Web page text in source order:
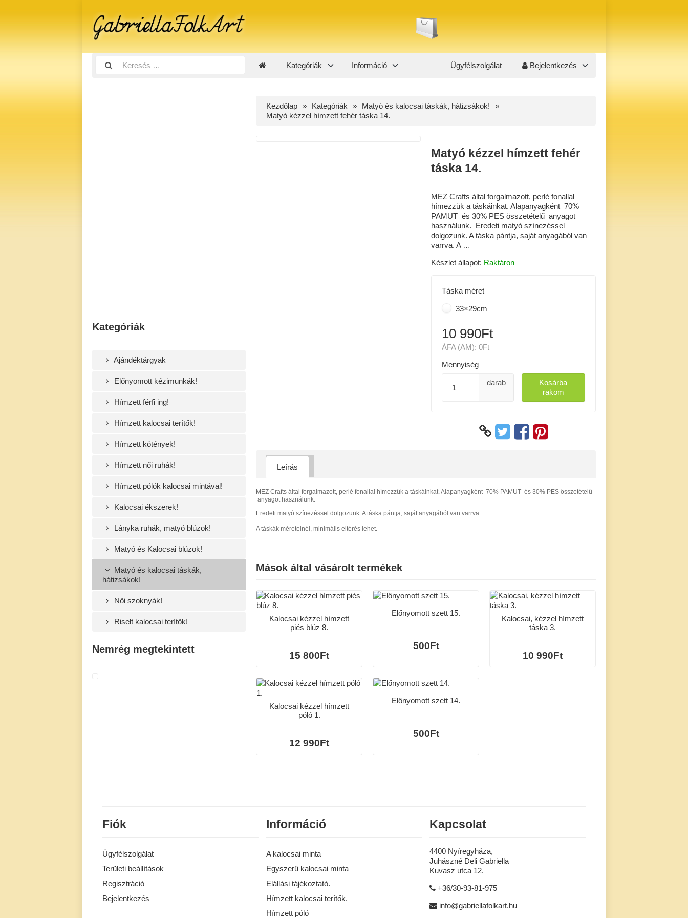
Kategóriák Információ Ügyfélszolgálat Bejelentkezés
Kategóriák
Ajándéktárgyak
Előnyomott kézimunkák!
Hímzett férfi ing!
Hímzett kalocsai terítők!
Hímzett kötények!
Hímzett női ruhák!
Hímzett pólók kalocsai mintával!
Kalocsai ékszerek!
Lányka ruhák, matyó blúzok!
Matyó és Kalocsai blúzok!
Matyó és kalocsai táskák,
hátizsákok!
Női szoknyák!
Riselt kalocsai terítők!
Nemrég megtekintett
Kezdőlap Kategóriák
Matyó és kalocsai táskák, hátizsákok!
Matyó kézzel hímzett fehér táska 14.
Matyó kézzel hímzett fehér
táska 14.
MEZ Crafts által forgalmazott, perlé fonallal
hímezzük a táskáinkat. Alapanyagként 70%
PAMUT és 30% PES összetételű anyagot
használunk. Eredeti matyó színezéssel
dolgozunk. A táska pántja, saját anyagából van
varrva. A …
Készlet állapot: Raktáron
Táska méret
33×29cm
10 990Ft
ÁFA (AM): 0Ft
Mennyiség
darab
Kosárba
rakom
Leírás
MEZ Crafts által forgalmazott, perlé fonallal hímezzük a táskáinkat. Alapanyagként 70% PAMUT és 30% PES összetételű
anyagot használunk.
Eredeti matyó színezéssel dolgozunk. A táska pántja, saját anyagából van varrva.
A táskák méreteinél, minimális eltérés lehet.
Mások által vásárolt termékek
Kalocsai kézzel hímzett
piés blúz 8.
15 800Ft
Előnyomott szett 15.
500Ft
Kalocsai, kézzel hímzett
táska 3.
10 990Ft
Kalocsai kézzel hímzett
póló 1.
12 990Ft
Előnyomott szett 14.
500Ft
Fiók
Ügyfélszolgálat
Területi beállítások
Regisztráció
Bejelentkezés
Információ
A kalocsai minta
Egyszerű kalocsai minta
Elállási tájékoztató.
Hímzett kalocsai terítők.
Hímzett póló
Kapcsolat
4400 Nyíregyháza,
Juhászné Deli Gabriella
Kuvasz utca 12.
+36/30-93-81-975
info@gabriellafolkart.hu